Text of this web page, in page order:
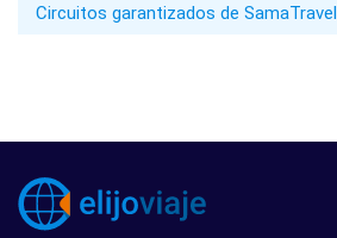
Circuitos garantizados de SamaTravel